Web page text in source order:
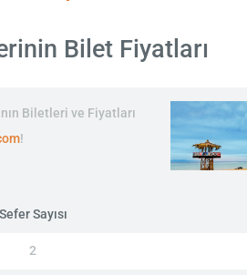
Bilet Fiyatları
Biletleri ve Fiyatları
!
Sefer Sayısı
2